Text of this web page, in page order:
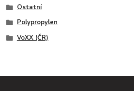
Ostatní
Polypropylen
VoXX (ČR)